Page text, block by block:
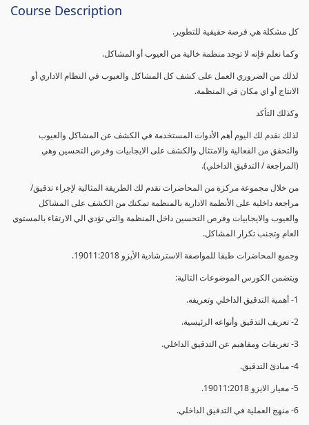
Course Description
كل مشكلة هي فرصة حقيقية للتطوير.
وكما نعلم فإنه لا توجد منظمة خالية من العيوب أو المشاكل.
لذلك من الضروري العمل على كشف كل المشاكل والعيوب في النظام الاداري أو
الانتاج أو اي مكان في المنظمة.
وكذلك التأكد
لذلك نقدم لك اليوم أهم الأدوات المستخدمة في الكشف عن المشاكل والعيوب
والتحقق من الفعالية والامتثال والكشف على الايجابيات وفرص التحسين وهي
(المراجعة / التدقيق الداخلي).
من خلال مجموعة مركزة من المحاضرات نقدم لك الطريقة المثالية لإجراء تدقيق/
مراجعة داخلية على الأنظمة الادارية بالمنظمة تمكنك من الكشف على المشاكل
والعيوب والايجابيات وفرص التحسين داخل المنظمة والتي تؤدي الي الارتقاء بالمستوي
العام وتجنب تكرار المشاكل.
وجميع المحاضرات طبقا للمواصفة الاسترشادية الأيزو 19011:2018.
ويتضمن الكورس الموضوعات التالية:
1- أهمية التدقيق الداخلي وتعريفه.
2- تعريف التدقيق وأنواعه الرئيسية.
3- تعريفات ومفاهيم عن التدقيق الداخلي.
4- مبادئ التدقيق.
5- معيار الايزو 19011:2018.
6- منهج العملية في التدقيق الداخلي.